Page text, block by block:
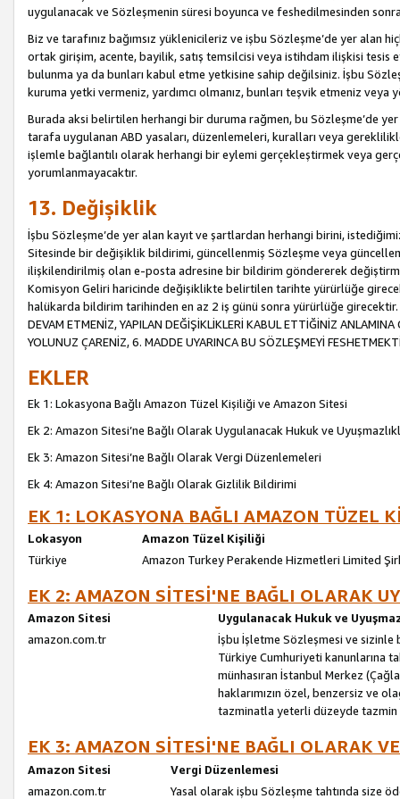
uygulanacak ve Sözleşmenin süresi boyunca ve feshedilmesinden
Biz ve tarafınız bağımsız yüklenicileriz ve işbu Sözleşme’de yer alan
ortak girişim, acente, bayilik, satış temsilcisi veya istihdam ilişkisi
bulunma ya da bunları kabul etme yetkisine sahip değilsiniz. İşbu
kuruma yetki vermeniz, yardımcı olmanız, bunları teşvik etmeniz
Burada aksi belirtilen herhangi bir duruma rağmen, bu Sözleşme’de
tarafa uygulanan ABD yasaları, düzenlemeleri, kuralları veya
işlemle bağlantılı olarak herhangi bir eylemi gerçekleştirmek veya
yorumlanmayacaktır.
13. Değişiklik
İşbu Sözleşme’de yer alan kayıt ve şartlardan herhangi birini,
Sitesinde bir değişiklik bildirimi, güncellenmiş Sözleşme veya
ilişkilendirilmiş olan e-posta adresine bir bildirim göndererek
Komisyon Geliri haricinde değişiklikte belirtilen tarihte yürürlüğe
halükarda bildirim tarihinden en az 2 iş günü sonra yürürlüğe girecektir.
DEVAM ETMENİZ, YAPILAN DEĞİŞİKLİKLERİ KABUL ETTİĞİNİZ
YOLUNUZ ÇARENİZ, 6. MADDE UYARINCA BU SÖZLEŞMEYİ
EKLER
Ek 1: Lokasyona Bağlı Amazon Tüzel Kişiliği ve Amazon Sitesi
Ek 2: Amazon Sitesi’ne Bağlı Olarak Uygulanacak Hukuk ve
Ek 3: Amazon Sitesi’ne Bağlı Olarak Vergi Düzenlemeleri
Ek 4: Amazon Sitesi’ne Bağlı Olarak Gizlilik Bildirimi
EK 1: LOKASYONA BAĞLI AMAZON TÜZEL
Lokasyon
Amazon Tüzel Kişiliği
Türkiye
Amazon Turkey Perakende Hizmetleri Limited
EK 2: AMAZON SİTESİ'NE BAĞLI OLARAK
Amazon Sitesi
Uygulanacak Hukuk ve
amazon.com.tr
İşbu İşletme Sözleşmesi ve sizinle
Türkiye Cumhuriyeti kanunlarına
münhasıran İstanbul Merkez
haklarımızın özel, benzersiz ve
tazminatla yeterli düzeyde
EK 3: AMAZON SİTESİ'NE BAĞLI OLARAK
Amazon Sitesi
Vergi Düzenlemesi
amazon.com.tr
Yasal olarak işbu Sözleşme tahtında size